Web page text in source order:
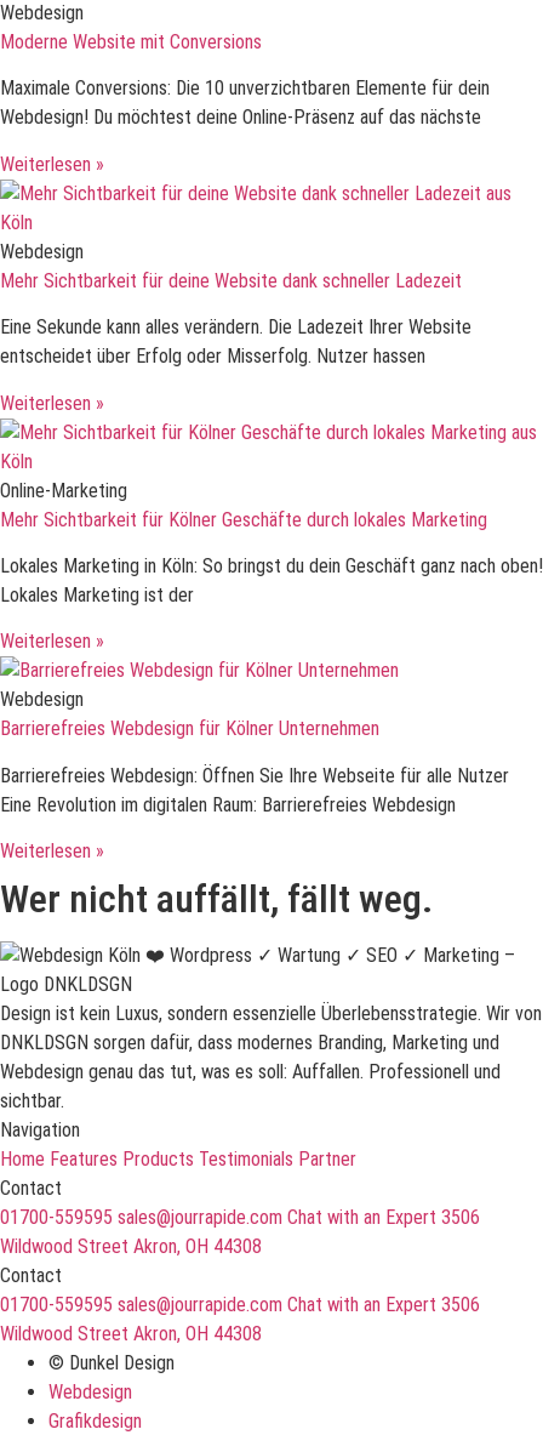
Webdesign
Moderne Website mit Conversions
Maximale Conversions: Die 10 unverzichtbaren Elemente für dein
Webdesign! Du möchtest deine Online-Präsenz auf das nächste
Weiterlesen »
Webdesign
Mehr Sichtbarkeit für deine Website dank schneller Ladezeit
Eine Sekunde kann alles verändern. Die Ladezeit Ihrer Website
entscheidet über Erfolg oder Misserfolg. Nutzer hassen
Weiterlesen »
Online-Marketing
Mehr Sichtbarkeit für Kölner Geschäfte durch lokales Marketing
Lokales Marketing in Köln: So bringst du dein Geschäft ganz nach oben!
Lokales Marketing ist der
Weiterlesen »
Webdesign
Barrierefreies Webdesign für Kölner Unternehmen
Barrierefreies Webdesign: Öffnen Sie Ihre Webseite für alle Nutzer
Eine Revolution im digitalen Raum: Barrierefreies Webdesign
Weiterlesen »
Wer nicht auffällt, fällt weg.
Design ist kein Luxus, sondern essenzielle Überlebensstrategie. Wir von
DNKLDSGN sorgen dafür, dass modernes Branding, Marketing und
Webdesign genau das tut, was es soll: Auffallen. Professionell und
sichtbar.
Navigation
Home Features Products Testimonials Partner
Contact
01700-559595 sales@jourrapide.com Chat with an Expert 3506
Wildwood Street Akron, OH 44308
Contact
01700-559595 sales@jourrapide.com Chat with an Expert 3506
Wildwood Street Akron, OH 44308
© Dunkel Design
Webdesign
Grafikdesign